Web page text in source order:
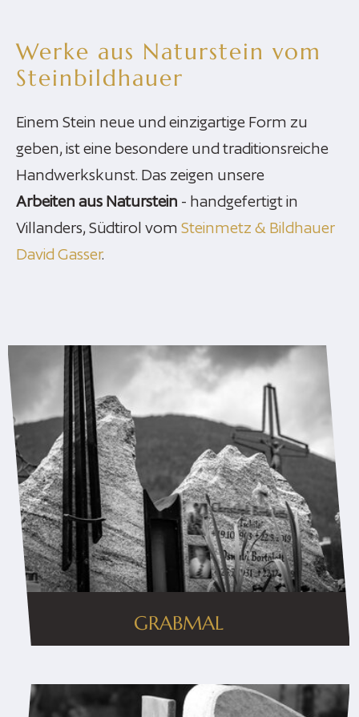
Werke aus Naturstein vom
Steinbildhauer
Einem Stein neue und einzigartige Form zu
geben, ist eine besondere und traditionsreiche
Handwerkskunst. Das zeigen unsere
Arbeiten aus Naturstein - handgefertigt in
Villanders, Südtirol vom Steinmetz & Bildhauer
David Gasser.
GRABMAL